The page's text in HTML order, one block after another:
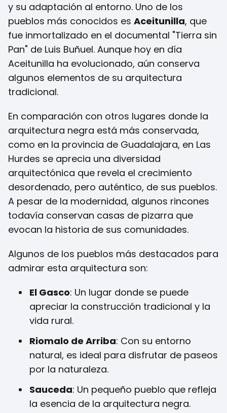
y su adaptación al entorno. Uno de los
pueblos más conocidos es Aceitunilla, que
fue inmortalizado en el documental "Tierra sin
Pan" de Luis Buñuel. Aunque hoy en día
Aceitunilla ha evolucionado, aún conserva
algunos elementos de su arquitectura
tradicional.
En comparación con otros lugares donde la
arquitectura negra está más conservada,
como en la provincia de Guadalajara, en Las
Hurdes se aprecia una diversidad
arquitectónica que revela el crecimiento
desordenado, pero auténtico, de sus pueblos.
A pesar de la modernidad, algunos rincones
todavía conservan casas de pizarra que
evocan la historia de sus comunidades.
Algunos de los pueblos más destacados para
admirar esta arquitectura son:
El Gasco: Un lugar donde se puede
apreciar la construcción tradicional y la
vida rural.
Riomalo de Arriba: Con su entorno
natural, es ideal para disfrutar de paseos
por la naturaleza.
Sauceda: Un pequeño pueblo que refleja
la esencia de la arquitectura negra.